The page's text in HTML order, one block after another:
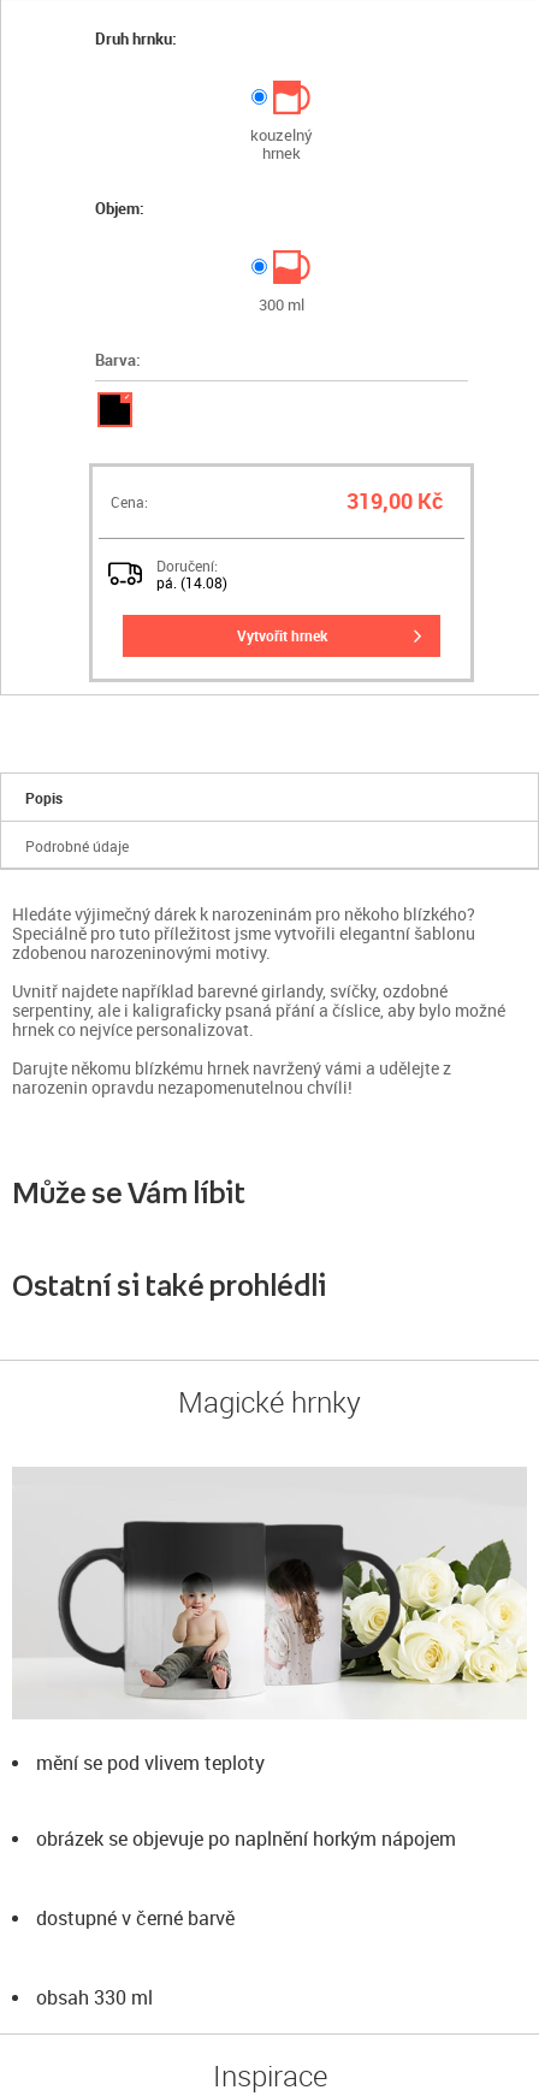
Druh hrnku:
kouzelný
hrnek
Objem:
300 ml
Barva:
✓
Cena: 319,00 Kč
Doručení:
pá. (14.08)
vytvořit hrnek
Popis
Podrobné údaje
Hledáte výjimečný dárek k narozeninám pro někoho blízkého?
Speciálně pro tuto příležitost jsme vytvořili elegantní šablonu
zdobenou narozeninovými motivy.
Uvnitř najdete například barevné girlandy, svíčky, ozdobné
serpentiny, ale i kaligraficky psaná přání a číslice, aby bylo možné
hrnek co nejvíce personalizovat.
Darujte někomu blízkému hrnek navržený vámi a udělejte z
narozenin opravdu nezapomenutelnou chvíli!
Může se Vám líbit
Ostatní si také prohlédli
Magické hrnky
mění se pod vlivem teploty
obrázek se objevuje po naplnění horkým nápojem
dostupné v černé barvě
obsah 330 ml
Inspirace